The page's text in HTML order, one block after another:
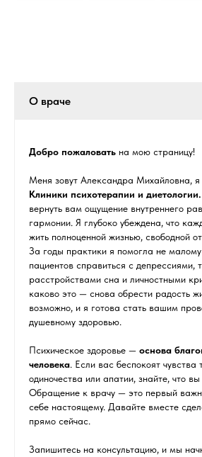
Добро пожаловать на мою страницу!
Меня зовут Александра Михайловна, я
Клиники психотерапии и диетологии.
вернуть вам ощущение внутреннего
гармонии. Я глубоко убеждена, что
жить полноценной жизнью, свободной
За годы практики я помогла не малому
пациентов справиться с депрессиями,
расстройствами сна и личностными
каково это — снова обрести радость
возможно, и я готова стать вашим
душевному здоровью.
Психическое здоровье — основа
человека. Если вас беспокоят чувства
одиночества или апатии, знайте, что
Обращение к врачу — это первый
себе настоящему. Давайте вместе
прямо сейчас.
Запишитесь на консультацию, и мы